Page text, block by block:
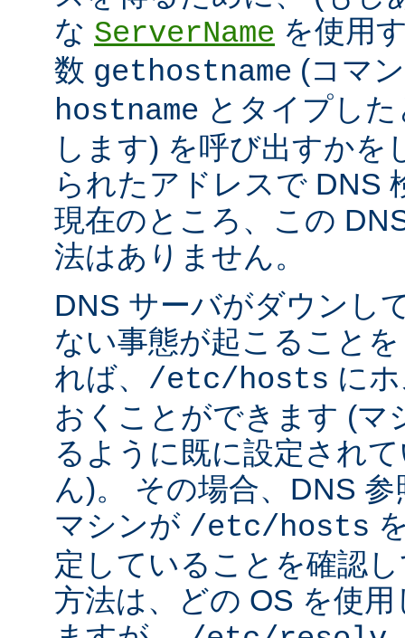
な ServerName を使用
数 gethostname (コマ
hostname とタイプし
します) を呼び出すかを
られたアドレスで DNS
現在のところ、この
法はありません。
DNS サーバがダウンし
ない事態が起こること
れば、 /etc/hosts に
おくことができます (マ
るように既に設定され
ん)。 その場合、DNS
マシンが /etc/hosts
定していることを確認
方法は、どの OS を使